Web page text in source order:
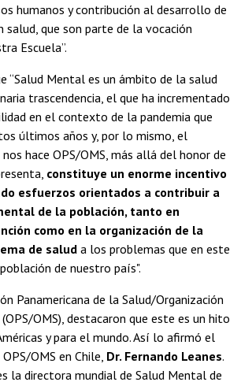
humanos y contribución al desarrollo de
salud, que son parte de la vocación
Escuela”.
“Salud Mental es un ámbito de la salud
trascendencia, el que ha incrementado
en el contexto de la pandemia que
últimos años y, por lo mismo, el
hace OPS/OMS, más allá del honor de
constituye un enorme incentivo
esfuerzos orientados a contribuir a
de la población, tanto en
como en la organización de la
de salud a los problemas que en este
de nuestro país".
Panamericana de la Salud/Organización
OMS), destacaron que este es un hito
y para el mundo. Así lo afirmó el
OMS en Chile, Dr. Fernando Leanes.
la directora mundial de Salud Mental de